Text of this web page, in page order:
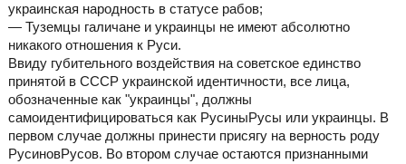
украинская народность в статусе рабов;
— Туземцы галичане и украинцы не имеют абсолютно
никакого отношения к Руси.
Ввиду губительного воздействия на советское единство
принятой в СССР украинской идентичности, все лица,
обозначенные как "украинцы", должны
самоидентифицироваться как РусиныРусы или украинцы. В
первом случае должны принести присягу на верность роду
РусиновРусов. Во втором случае остаются признанными